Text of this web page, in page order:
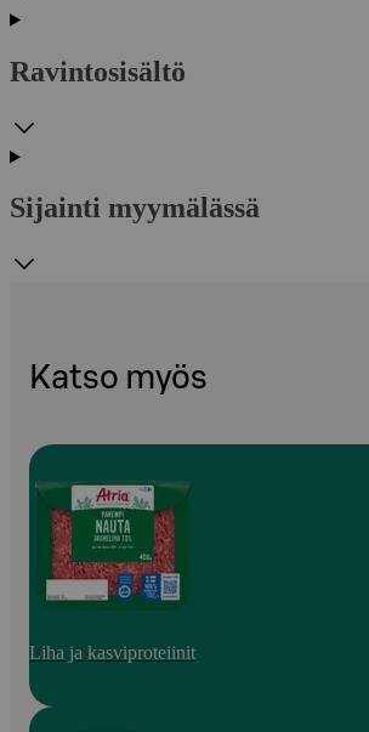
Ravintosisältö
Sijainti myymälässä
Katso myös
Liha ja kasviproteiinit